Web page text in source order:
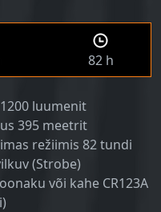
82 h
luumenit
395 meetrit
režiimis 82 tundi
(Strobe)
või kahe CR123A